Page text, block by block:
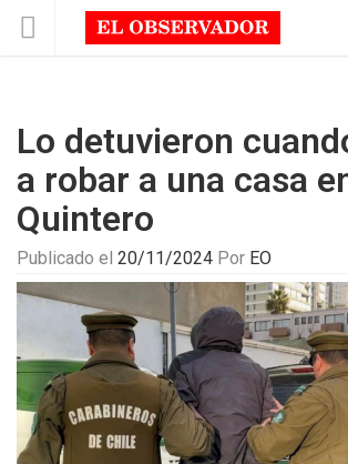
Lo detuvieron
a robar a una casa
Quintero
Publicado el 20/11/2024 Por EO